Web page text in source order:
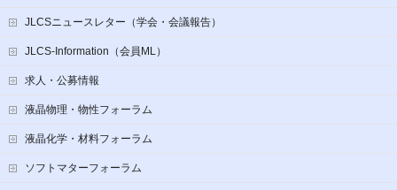
JLCSニュースレター（学会・会議報告）
JLCS-Information（会員ML）
求人・公募情報
液晶物理・物性フォーラム
液晶化学・材料フォーラム
ソフトマターフォーラム